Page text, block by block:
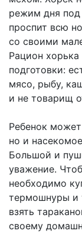
режим дня под
проспит всю
со своими
Рацион хорька
подготовки:
мясо, рыбу,
и не товарищ
Ребенок
но и
Большой и
уважение.
необходимо
термошнуры и
взять
своему